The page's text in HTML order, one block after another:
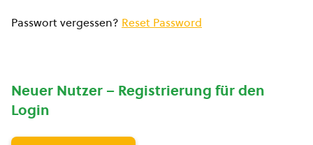
Passwort vergessen? Reset Password
Neuer Nutzer – Registrierung für den
Login